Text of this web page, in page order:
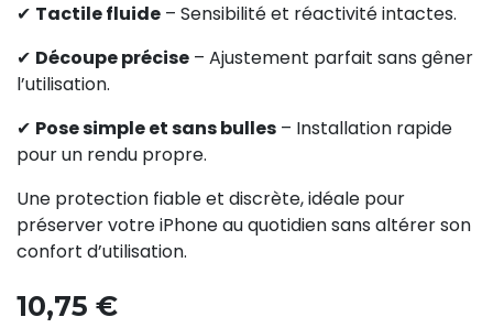
✔ Tactile fluide – Sensibilité et réactivité intactes.
✔ Découpe précise – Ajustement parfait sans gêner
l’utilisation.
✔ Pose simple et sans bulles – Installation rapide
pour un rendu propre.
Une protection fiable et discrète, idéale pour
préserver votre iPhone au quotidien sans altérer son
confort d’utilisation.
10,75 €